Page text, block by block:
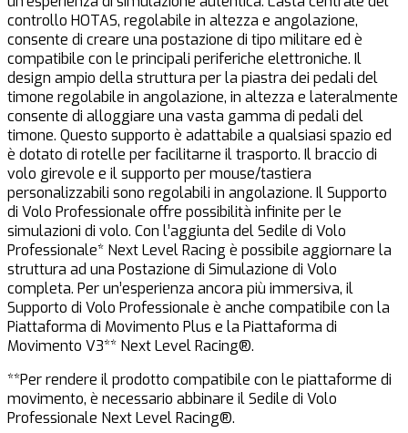
controllo HOTAS, regolabile in altezza e angolazione,
consente di creare una postazione di tipo militare ed è
compatibile con le principali periferiche elettroniche. Il
design ampio della struttura per la piastra dei pedali del
timone regolabile in angolazione, in altezza e lateralmente
consente di alloggiare una vasta gamma di pedali del
timone. Questo supporto è adattabile a qualsiasi spazio ed
è dotato di rotelle per facilitarne il trasporto. Il braccio di
volo girevole e il supporto per mouse/tastiera
personalizzabili sono regolabili in angolazione. Il Supporto
di Volo Professionale offre possibilità infinite per le
simulazioni di volo. Con l’aggiunta del Sedile di Volo
Professionale* Next Level Racing è possibile aggiornare la
struttura ad una Postazione di Simulazione di Volo
completa. Per un’esperienza ancora più immersiva, il
Supporto di Volo Professionale è anche compatibile con la
Piattaforma di Movimento Plus e la Piattaforma di
Movimento V3** Next Level Racing®.
**Per rendere il prodotto compatibile con le piattaforme di
movimento, è necessario abbinare il Sedile di Volo
Professionale Next Level Racing®.